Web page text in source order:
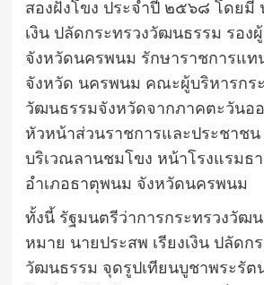
สองฝั่งโขง ประจำปี ๒๕๖๘ โดยมี
เงิน ปลัดกระทรวงวัฒนธรรม รอง
จังหวัดนครพนม รักษาราชการแท
จังหวัด นครพนม คณะผู้บริหารกร
วัฒนธรรมจังหวัดจากภาคตะวันออ
หัวหน้าส่วนราชการและประชาช
บริเวณลานชมโขง หน้าโรงแรมธ
อำเภอธาตุพนม จังหวัดนครพนม
ทั้งนี้ รัฐมนตรีว่าการกระทรวงวัฒ
หมาย นายประสพ เรียงเงิน ปลัดก
วัฒนธรรม จุดรูปเทียนบูชาพระรัต